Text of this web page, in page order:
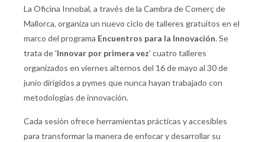
La Oficina Innobal, a través de la Cambra de Comerç de
Mallorca, organiza un nuevo ciclo de talleres gratuitos en el
marco del programa Encuentros para la Innovación. Se
trata de 'Innovar por primera vez' cuatro talleres
organizados en viernes alternos del 16 de mayo al 30 de
junio dirigidos a pymes que nunca hayan trabajado con
metodologías de innovación.
Cada sesión ofrece herramientas prácticas y accesibles
para transformar la manera de enfocar y desarrollar su